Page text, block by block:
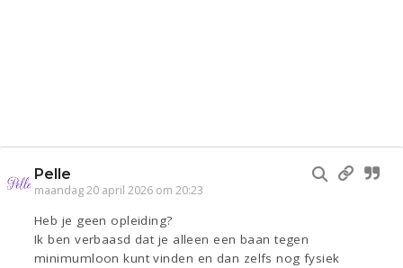
Pelle
maandag 20 april 2026 om 20:23
Heb je geen opleiding?
Ik ben verbaasd dat je alleen een baan tegen
minimumloon kunt vinden en dan zelfs nog fysiek